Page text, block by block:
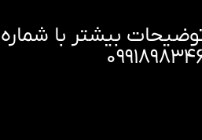
بیشتر با شماره